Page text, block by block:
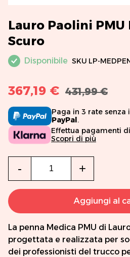
Lauro Paolini PMU
Scuro
Disponibile SKU LP-
367,19 € 431,99 €
Paga in 3 rate senza
PayPal .
Effettua pagamenti di
Scopri di più
- +
Aggiungi al
La penna Medica PMU di
progettata e realizzata per
dei professionisti del trucco